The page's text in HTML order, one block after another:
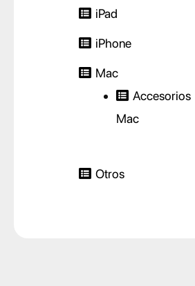
iPad
iPhone
Mac
Accesorios
Mac
Otros